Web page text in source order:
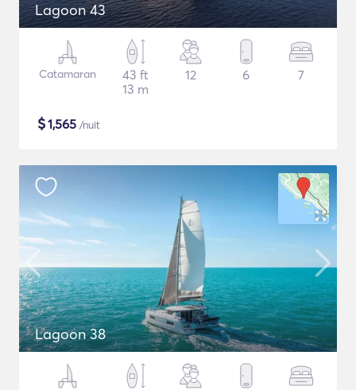
Lagoon 43
Catamaran
43 ft
13 m
12 6 7
$1,565 /nuit
Lagoon 38